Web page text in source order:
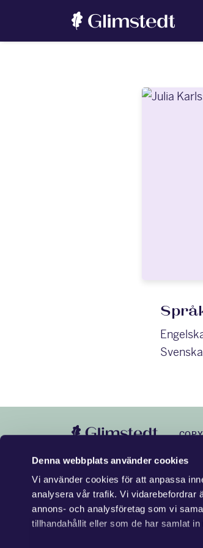
Denna webbplats använder cookies
Vi använder cookies för att anpassa
analysera vår trafik. Vi vidarebefordrar
annons- och analysföretag som vi
tillhandahållit eller som de har samlat
Svenska